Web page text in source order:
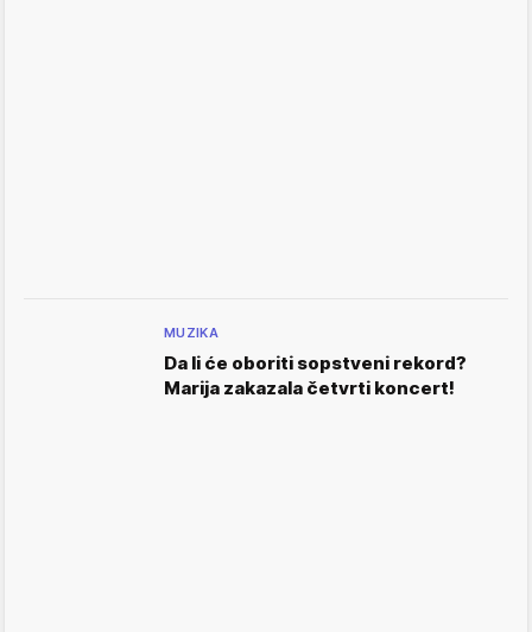
MUZIKA
Da li će oboriti sopstveni rekord?
Marija zakazala četvrti koncert!